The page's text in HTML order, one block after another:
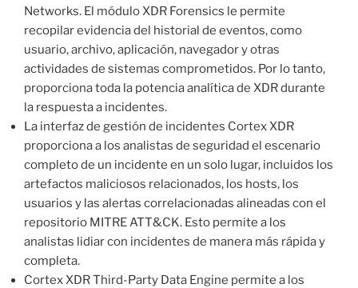
Networks. El módulo XDR Forensics le permite
recopilar evidencia del historial de eventos, como
usuario, archivo, aplicación, navegador y otras
actividades de sistemas comprometidos. Por lo tanto,
proporciona toda la potencia analítica de XDR durante
la respuesta a incidentes.
La interfaz de gestión de incidentes Cortex XDR
proporciona a los analistas de seguridad el escenario
completo de un incidente en un solo lugar, incluidos los
artefactos maliciosos relacionados, los hosts, los
usuarios y las alertas correlacionadas alineadas con el
repositorio MITRE ATT&CK. Esto permite a los
analistas lidiar con incidentes de manera más rápida y
completa.
Cortex XDR Third-Party Data Engine permite a los